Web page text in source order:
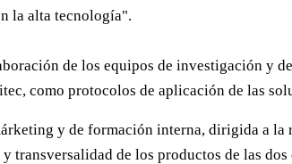
la alta tecnología".
de los equipos de investigación y
como protocolos de aplicación de las
y de formación interna, dirigida a
de los productos de las